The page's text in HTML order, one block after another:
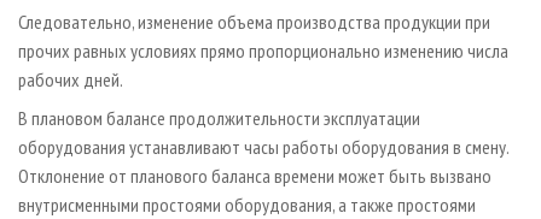
Следовательно, изменение объема производства продукции при
прочих равных условиях прямо пропорционально изменению числа
рабочих дней.
В плановом балансе продолжительности эксплуатации
оборудования устанавливают часы работы оборудования в смену.
Отклонение от планового баланса времени может быть вызвано
внутрисменными простоями оборудования, а также простоями